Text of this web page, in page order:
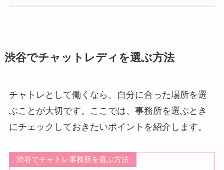
渋谷でチャットレディを選ぶ方法
チャトレとして働くなら、自分に合った場所を選
ぶことが大切です。ここでは、事務所を選ぶとき
にチェックしておきたいポイントを紹介します。
渋谷でチャトレ事務所を選ぶ方法